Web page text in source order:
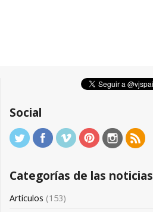
Social
Categorías de las noticias
Artículos (153)